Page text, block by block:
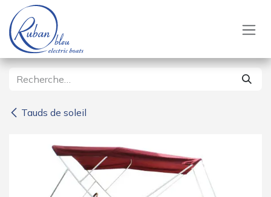
Se rendre au contenu
Tauds de soleil